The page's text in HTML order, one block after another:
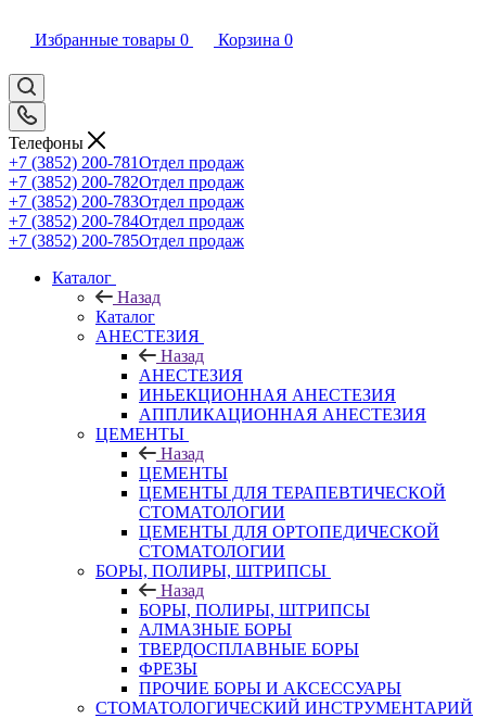
Избранные товары 0 Корзина 0
Телефоны
+7 (3852) 200-781Отдел продаж
+7 (3852) 200-782Отдел продаж
+7 (3852) 200-783Отдел продаж
+7 (3852) 200-784Отдел продаж
+7 (3852) 200-785Отдел продаж
Каталог
Назад
Каталог
АНЕСТЕЗИЯ
Назад
АНЕСТЕЗИЯ
ИНЬЕКЦИОННАЯ АНЕСТЕЗИЯ
АППЛИКАЦИОННАЯ АНЕСТЕЗИЯ
ЦЕМЕНТЫ
Назад
ЦЕМЕНТЫ
ЦЕМЕНТЫ ДЛЯ ТЕРАПЕВТИЧЕСКОЙ
СТОМАТОЛОГИИ
ЦЕМЕНТЫ ДЛЯ ОРТОПЕДИЧЕСКОЙ
СТОМАТОЛОГИИ
БОРЫ, ПОЛИРЫ, ШТРИПСЫ
Назад
БОРЫ, ПОЛИРЫ, ШТРИПСЫ
АЛМАЗНЫЕ БОРЫ
ТВЕРДОСПЛАВНЫЕ БОРЫ
ФРЕЗЫ
ПРОЧИЕ БОРЫ И АКСЕССУАРЫ
СТОМАТОЛОГИЧЕСКИЙ ИНСТРУМЕНТАРИЙ